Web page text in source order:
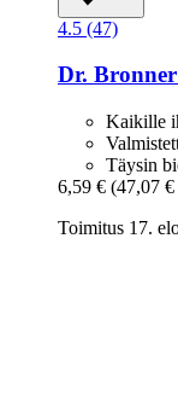
4.5 (47)
Dr.
Kaikille
Täysin
6,59 € (47,07
Toimitus 17.